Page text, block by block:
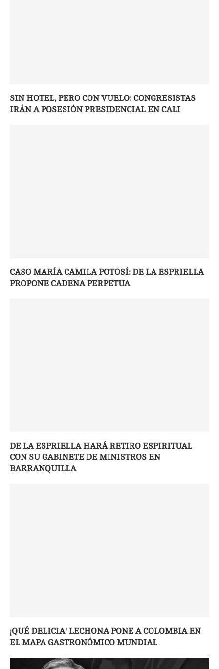
SIN HOTEL, PERO CON VUELO: CONGRESISTAS
IRÁN A POSESIÓN PRESIDENCIAL EN CALI
CASO MARÍA CAMILA POTOSÍ: DE LA ESPRIELLA
PROPONE CADENA PERPETUA
DE LA ESPRIELLA HARÁ RETIRO ESPIRITUAL
CON SU GABINETE DE MINISTROS EN
BARRANQUILLA
¡QUÉ DELICIA! LECHONA PONE A COLOMBIA EN
EL MAPA GASTRONÓMICO MUNDIAL